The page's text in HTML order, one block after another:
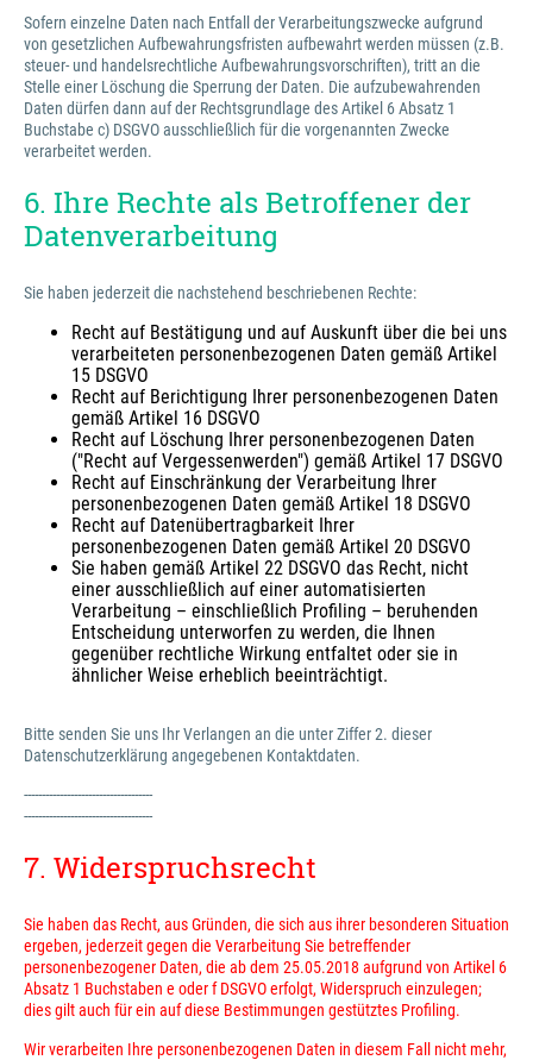
Sofern einzelne Daten nach Entfall der Verarbeitungszwecke aufgrund
von gesetzlichen Aufbewahrungsfristen aufbewahrt werden müssen (z.B.
steuer- und handelsrechtliche Aufbewahrungsvorschriften), tritt an die
Stelle einer Löschung die Sperrung der Daten. Die aufzubewahrenden
Daten dürfen dann auf der Rechtsgrundlage des Artikel 6 Absatz 1
Buchstabe c) DSGVO ausschließlich für die vorgenannten Zwecke
verarbeitet werden.
6. Ihre Rechte als Betroffener der
Datenverarbeitung
Sie haben jederzeit die nachstehend beschriebenen Rechte:
Recht auf Bestätigung und auf Auskunft über die bei uns
verarbeiteten personenbezogenen Daten gemäß Artikel
15 DSGVO
Recht auf Berichtigung Ihrer personenbezogenen Daten
gemäß Artikel 16 DSGVO
Recht auf Löschung Ihrer personenbezogenen Daten
("Recht auf Vergessenwerden") gemäß Artikel 17 DSGVO
Recht auf Einschränkung der Verarbeitung Ihrer
personenbezogenen Daten gemäß Artikel 18 DSGVO
Recht auf Datenübertragbarkeit Ihrer
personenbezogenen Daten gemäß Artikel 20 DSGVO
Sie haben gemäß Artikel 22 DSGVO das Recht, nicht
einer ausschließlich auf einer automatisierten
Verarbeitung – einschließlich Profiling – beruhenden
Entscheidung unterworfen zu werden, die Ihnen
gegenüber rechtliche Wirkung entfaltet oder sie in
ähnlicher Weise erheblich beeinträchtigt.
Bitte senden Sie uns Ihr Verlangen an die unter Ziffer 2. dieser
Datenschutzerklärung angegebenen Kontaktdaten.
------------------------------------
------------------------------------
7. Widerspruchsrecht
Sie haben das Recht, aus Gründen, die sich aus ihrer besonderen Situation
ergeben, jederzeit gegen die Verarbeitung Sie betreffender
personenbezogener Daten, die ab dem 25.05.2018 aufgrund von Artikel 6
Absatz 1 Buchstaben e oder f DSGVO erfolgt, Widerspruch einzulegen;
dies gilt auch für ein auf diese Bestimmungen gestütztes Profiling.
Wir verarbeiten Ihre personenbezogenen Daten in diesem Fall nicht mehr,